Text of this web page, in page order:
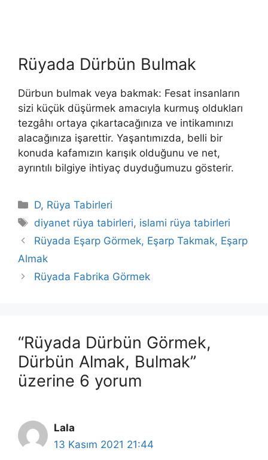
Rüyada Dürbün Bulmak
Dürbun bulmak veya bakmak: Fesat insanların
sizi küçük düşürmek amacıyla kurmuş oldukları
tezgâhı ortaya çıkartacağınıza ve intikamınızı
alacağınıza işarettir. Yaşantımızda, belli bir
konuda kafamızın karışık olduğu­nu ve net,
ayrıntılı bilgiye ihtiyaç duyduğumuzu gösterir.
Kategoriler
D, Rüya Tabirleri
Etiketler
diyanet rüya tabirleri, islami rüya tabirleri
Rüyada Eşarp Görmek, Eşarp Takmak, Eşarp
Almak
Rüyada Fabrika Görmek
“Rüyada Dürbün Görmek,
Dürbün Almak, Bulmak”
üzerine 6 yorum
Lala
13 Kasım 2021 21:44